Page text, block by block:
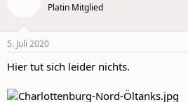
s
Platin Mitglied
5. Juli 2020
Hier tut sich leider nichts.